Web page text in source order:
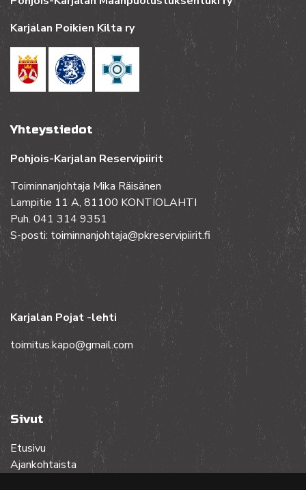
Karjalan Poikien Kilta ry
Yhteystiedot
Pohjois-Karjalan Reservipiirit
Toiminnanjohtaja Mika Räisänen
Lampitie 11 A, 81100 KONTIOLAHTI
Puh. 041 314 9351
S-posti: toiminnanjohtaja@pkreservipiirit.fi
Karjalan Pojat -lehti
toimitus.kapo@gmail.com
Sivut
Etusivu
Ajankohtaista